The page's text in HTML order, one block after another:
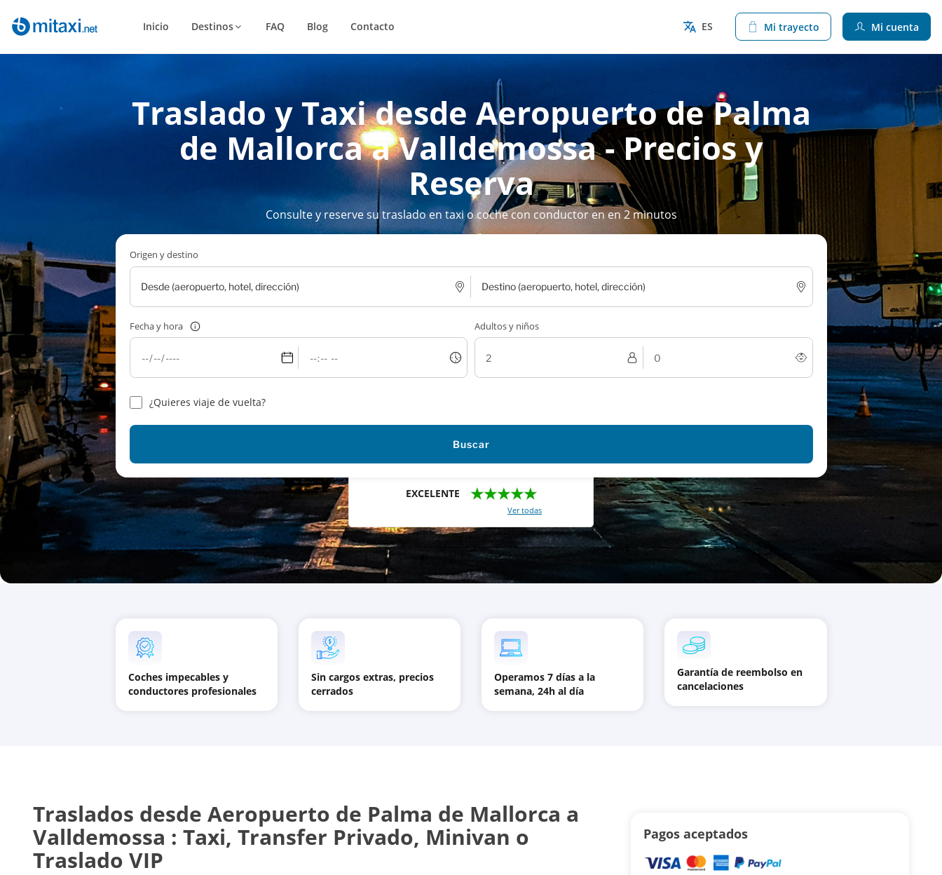
Inicio Destinos FAQ Blog Contacto ES Mi trayecto Mi cuenta
Traslado y Taxi desde Aeropuerto de Palma
de Mallorca a Valldemossa - Precios y
Reserva
Consulte y reserve su traslado en taxi o coche con conductor en en 2 minutos
Origen y destino
Fecha y hora Adultos y niños
¿Quieres viaje de vuelta?
Buscar
EXCELENTE ★★★★★
Ver todas
Coches impecables y
conductores profesionales
Sin cargos extras, precios
cerrados
Operamos 7 días a la
semana, 24h al día
Garantía de reembolso en
cancelaciones
Traslados desde Aeropuerto de Palma de Mallorca a
Valldemossa : Taxi, Transfer Privado, Minivan o
Traslado VIP
Pagos aceptados